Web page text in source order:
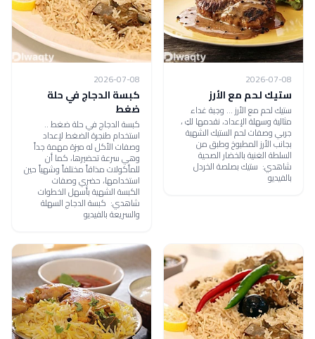
2026-07-08
ستيك لحم مع الأرز
ستيك لحم مع الأرز ... وجبة غداء
مثالية وسهلة الإعداد، نقدمها لكِ ،
جربي وصفات لحم الستيك الشهية
بجانب الأرز المطبوخ وطبق من
السلطة الغنية بالخضار الصحية
شاهدي: ستيك بصلصة الخردل
بالفيديو
2026-07-08
كبسة الدجاج في حلة
ضغط
كبسة الدجاج في حلة ضغط ..
استخدام طنجرة الضغط لإعداد
وصفات الأكل له ميزة مهمة جداً
وهي سرعة تحضيرها، كما أن
للمأكولات مذاقاً مختلفاً وشهياً حين
استخدامها، حضري وصفات
الكبسة الشهية بأسهل الخطوات
شاهدي: كبسة الدجاج السهلة
والسريعة بالفيديو